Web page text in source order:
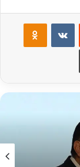
‏VKontakte
طباعة